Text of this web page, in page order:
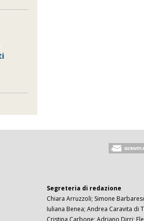
Segreteria di redazione
Chiara Arruzzoli; Simone
Iuliana Benea; Andrea Caravita di